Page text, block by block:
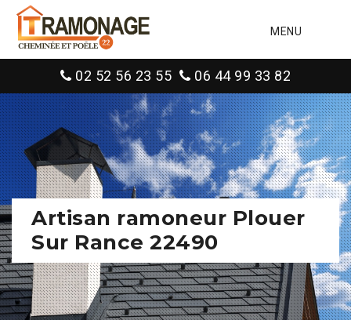
MENU
02 52 56 23 55 06 44 99 33 82
Artisan ramoneur Plouer
Sur Rance 22490